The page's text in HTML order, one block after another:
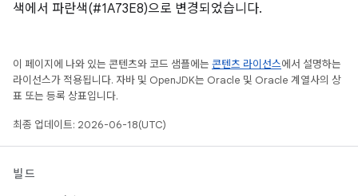
색에서 파란색(#1A73E8)으로 변경되었습니다.
이 페이지에 나와 있는 콘텐츠와 코드 샘플에는 콘텐츠 라이선스에서 설명하는
라이선스가 적용됩니다. 자바 및 OpenJDK는 Oracle 및 Oracle 계열사의 상
표 또는 등록 상표입니다.
최종 업데이트: 2026-06-18(UTC)
빌드